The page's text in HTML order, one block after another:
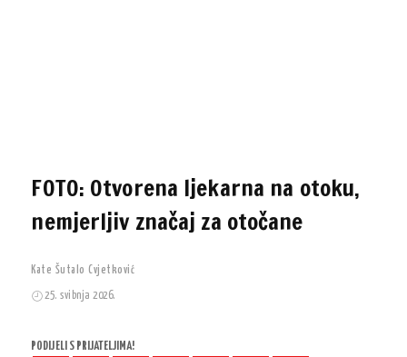
FOTO: Otvorena ljekarna na otoku,
nemjerljiv značaj za otočane
Kate Šutalo Cvjetković
25. svibnja 2026.
PODIJELI S PRIJATELJIMA!